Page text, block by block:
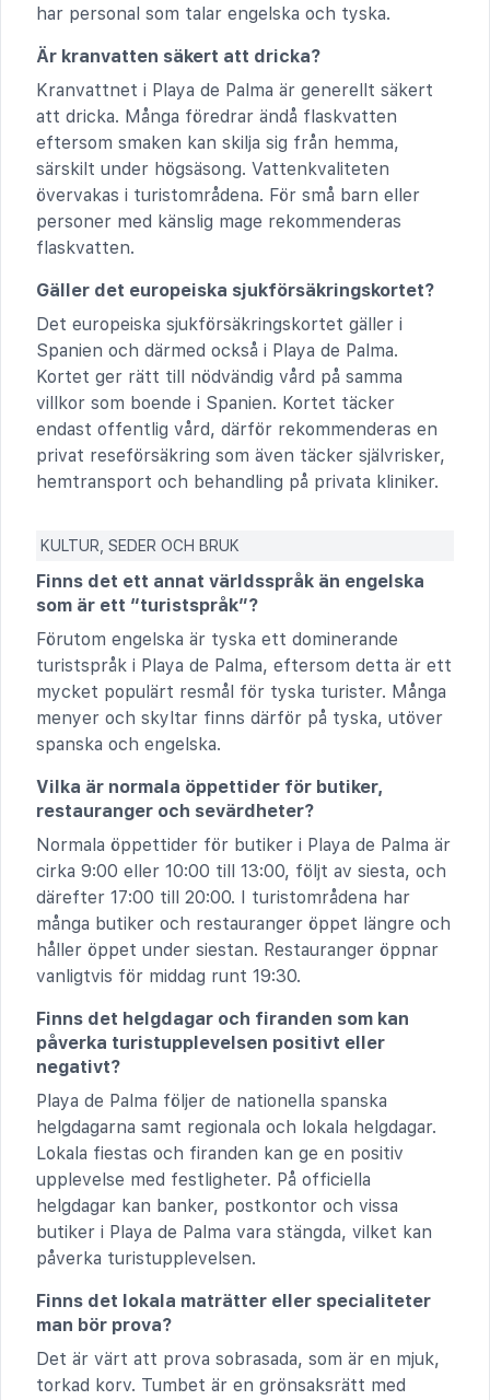
har personal som talar engelska och tyska.
Är kranvatten säkert att dricka?
Kranvattnet i Playa de Palma är generellt säkert
att dricka. Många föredrar ändå flaskvatten
eftersom smaken kan skilja sig från hemma,
särskilt under högsäsong. Vattenkvaliteten
övervakas i turistområdena. För små barn eller
personer med känslig mage rekommenderas
flaskvatten.
Gäller det europeiska sjukförsäkringskortet?
Det europeiska sjukförsäkringskortet gäller i
Spanien och därmed också i Playa de Palma.
Kortet ger rätt till nödvändig vård på samma
villkor som boende i Spanien. Kortet täcker
endast offentlig vård, därför rekommenderas en
privat reseförsäkring som även täcker självrisker,
hemtransport och behandling på privata kliniker.
KULTUR, SEDER OCH BRUK
Finns det ett annat världsspråk än engelska
som är ett “turistspråk”?
Förutom engelska är tyska ett dominerande
turistspråk i Playa de Palma, eftersom detta är ett
mycket populärt resmål för tyska turister. Många
menyer och skyltar finns därför på tyska, utöver
spanska och engelska.
Vilka är normala öppettider för butiker,
restauranger och sevärdheter?
Normala öppettider för butiker i Playa de Palma är
cirka 9:00 eller 10:00 till 13:00, följt av siesta, och
därefter 17:00 till 20:00. I turistområdena har
många butiker och restauranger öppet längre och
håller öppet under siestan. Restauranger öppnar
vanligtvis för middag runt 19:30.
Finns det helgdagar och firanden som kan
påverka turistupplevelsen positivt eller
negativt?
Playa de Palma följer de nationella spanska
helgdagarna samt regionala och lokala helgdagar.
Lokala fiestas och firanden kan ge en positiv
upplevelse med festligheter. På officiella
helgdagar kan banker, postkontor och vissa
butiker i Playa de Palma vara stängda, vilket kan
påverka turistupplevelsen.
Finns det lokala maträtter eller specialiteter
man bör prova?
Det är värt att prova sobrasada, som är en mjuk,
torkad korv. Tumbet är en grönsaksrätt med